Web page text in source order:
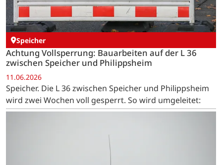
Speicher
Achtung Vollsperrung: Bauarbeiten auf der L 36
zwischen Speicher und Philippsheim
11.06.2026
Speicher. Die L 36 zwischen Speicher und Philippsheim
wird zwei Wochen voll gesperrt. So wird umgeleitet: